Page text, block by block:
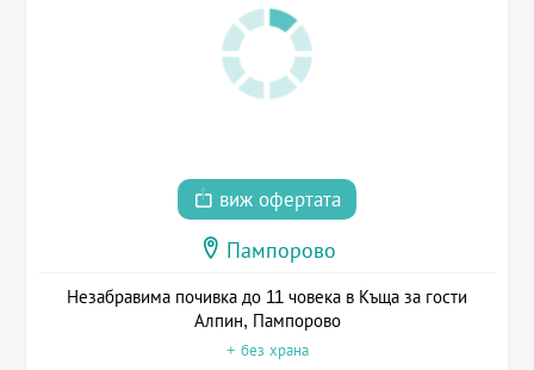
виж офертата
Пампорово
Незабравима почивка до 11 човека в Къща за гости
Алпин, Пампорово
+ без храна